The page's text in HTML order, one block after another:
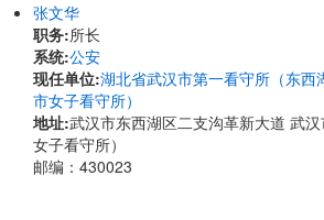
张文华
职务:所长
系统:公安
现任单位:湖北省武汉市第一看守所（东西
市女子看守所）
地址:武汉市东西湖区二支沟革新大道 武
女子看守所）
邮编：430023